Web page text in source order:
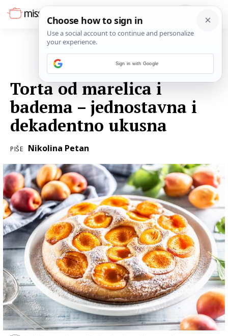
Torta od marelica i
badema – jednostavna i
dekadentno ukusna
PIŠE Nikolina Petan
Sign in with Google